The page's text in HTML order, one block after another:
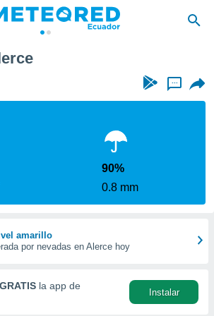
...
90%
0.8 mm
amarillo
por nevadas en Alerce hoy
GRATIS la app de
Instalar